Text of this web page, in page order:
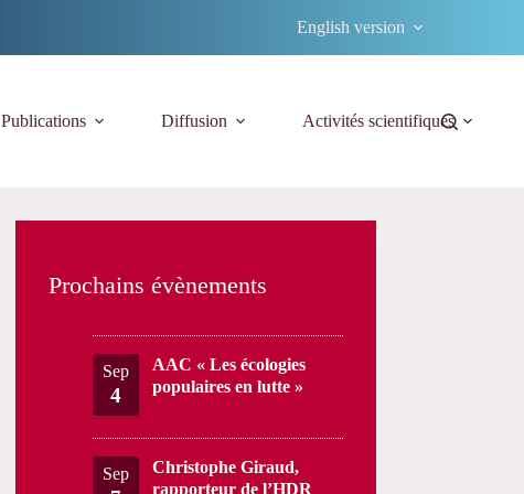
English version
Publications Diffusion Activités scientifiques
Prochains évènements
Sep
4
AAC « Les écologies
populaires en lutte »
Sep
Christophe Giraud,
rapporteur de l’HDR